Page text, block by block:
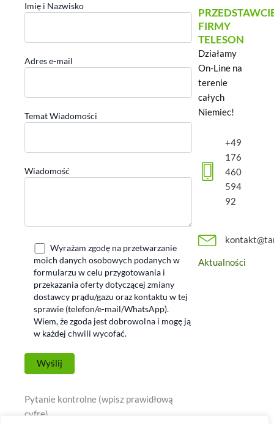
Imię i Nazwisko
Adres e-mail
Temat Wiadomości
Wiadomość
Wyrażam zgodę na przetwarzanie
moich danych osobowych podanych w
formularzu w celu przygotowania i
przekazania oferty dotyczącej zmiany
dostawcy prądu/gazu oraz kontaktu w tej
sprawie (telefon/e-mail/WhatsApp).
Wiem, że zgoda jest dobrowolna i mogę ją
w każdej chwili wycofać.
Pytanie kontrolne (wpisz prawidłową
cyfrę)
FIRMY
TELESON
Działamy
On-Line na
terenie
całych
Niemiec!
+49
176
460
594
92
Aktualności